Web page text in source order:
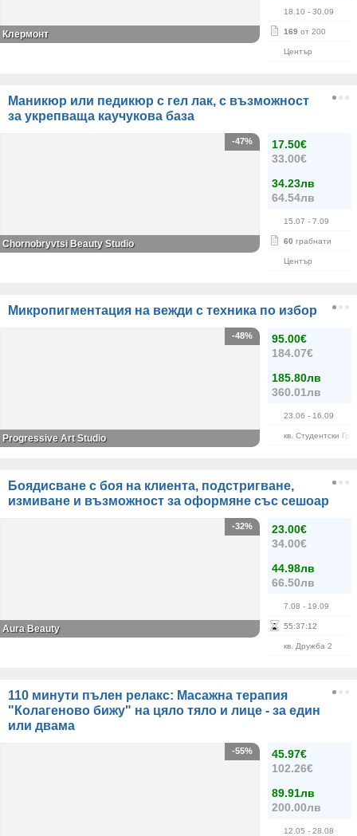
18.10 - 30.09
169 от 200
Център
Клермонт
Маникюр или педикюр с гел лак, с възможност
за укрепваща каучукова база
17.50€
33.00€
34.23лв
64.54лв
15.07 - 7.09
60 грабнати
Център
-47%
Chornobryvtsi Beauty Studio
Микропигментация на вежди с техника по избор
95.00€
184.07€
185.80лв
360.01лв
23.06 - 16.09
кв. Студентски
-48%
Progressive Art Studio
Боядисване с боя на клиента, подстригване,
измиване и възможност за оформяне със сешоар
23.00€
34.00€
44.98лв
66.50лв
7.08 - 19.09
55:37:12
кв. Дружба 2
-32%
Aura Beauty
110 минути пълен релакс: Масажна терапия
"Колагеново бижу" на цяло тяло и лице - за един
или двама
45.97€
102.26€
89.91лв
200.00лв
12.05 - 28.08
-55%